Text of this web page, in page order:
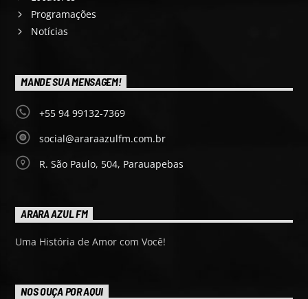
Programações
Notícias
MANDE SUA MENSAGEM!
+55 94 99132-7369
social@araraazulfm.com.br
R. São Paulo, 504, Parauapebas
ARARA AZUL FM
Uma História de Amor com Você!
NOS OUÇA POR AQUI